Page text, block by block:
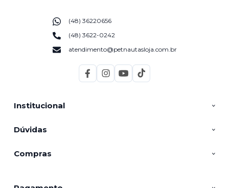
Institucional
Dúvidas
Compras
(48) 36220656
(48) 3622-0242
atendimento@petnautasloja.com.br